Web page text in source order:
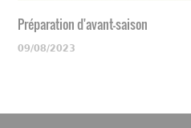
Préparation d'avant-saison
09/08/2023